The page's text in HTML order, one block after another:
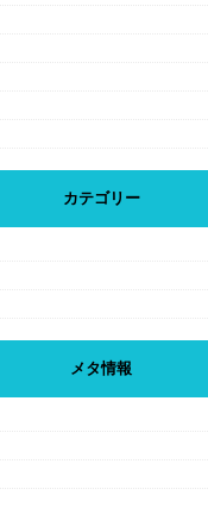
カテゴリー
メタ情報